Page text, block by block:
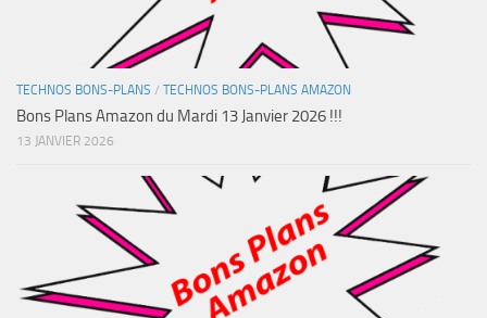
TECHNOS BONS-PLANS / TECHNOS BONS-PLANS AMAZON
Bons Plans Amazon du Mardi 13 Janvier 2026 !!!
13 JANVIER 2026